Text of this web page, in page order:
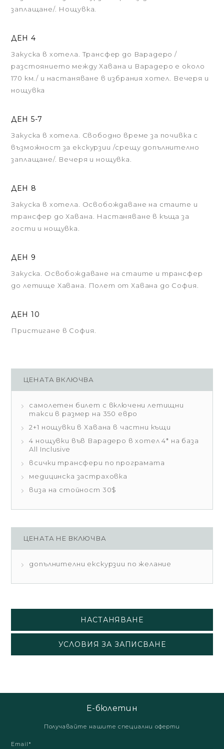
заплащане/. Нощувка.
ДЕН 4
Закуска в хотела. Трансфер до Варадеро /
разстоянието между Хавана и Варадеро е около
170 км./ и настаняване в избрания хотел. Вечеря и
нощувка
ДЕН 5-7
Закуска в хотела. Свободно време за почивка с
възможност за екскурзии /срещу допълнително
заплащане/. Вечеря и нощувка.
ДЕН 8
Закуска в хотела. Освобождаване на стаите и
трансфер до Хавана. Настаняване в къща за
гости и нощувка.
ДЕН 9
Закуска. Освобождаване на стаите и трансфер
до летище Хавана. Полет от Хавана до София.
ДЕН 10
Пристигане в София.
ЦЕНАТА ВКЛЮЧВА
самолетен билет с включени летищни
такси в размер на 350 евро
2+1 нощувки в Хавана в частни къщи
4 нощувки във Варадеро в хотел 4* на база
All Inclusive
всички трансфери по програмата
медицинска застраховка
виза на стойност 30$
ЦЕНАТА НЕ ВКЛЮЧВА
допълнителни екскурзии по желание
НАСТАНЯВАНЕ
УСЛОВИЯ ЗА ЗАПИСВАНЕ
Е-бюлетин
Получавайте нашите специални оферти
Email*